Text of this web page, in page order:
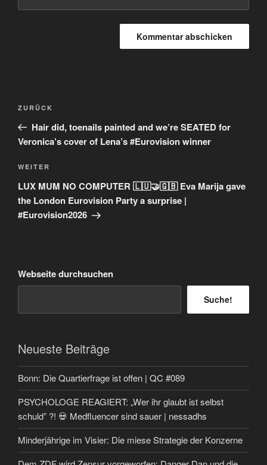
Beitragsnavigation
Vorheriger
Beitrag
ZURÜCK
Hair did, toenails painted and we’re SEATED for
Veronica’s cover of Lena’s #Eurovision winner
Nächster
Beitrag
WEITER
LUX MUM NO COMPUTER 🇱🇺🤝🇬🇧 Eva Marija gave
the London Eurovision Party a surprise |
#Eurovision2026
Webseite durchsuchen
Suche!
Neueste Beiträge
Bonn: Die Quartierfrage ist offen | QC #089
PSYCHOLOGE REAGIERT: „Wer ihr glaubt ist selbst
schuld” ?! 💀 Medfluencer sind sauer | nessadhs
Minderjährige im Visier: Die miese Strategie der Konzerne